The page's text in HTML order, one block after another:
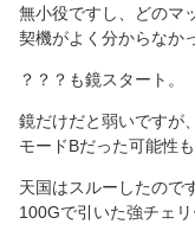
無小役ですし、どのマ
契機がよく分からなか
？？？も鏡スタート。
鏡だけだと弱いですが、
モードBだった可能性
天国はスルーしたので
100Gで引いた強チェ